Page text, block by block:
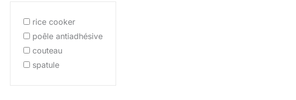
rice cooker
poêle antiadhésive
couteau
spatule